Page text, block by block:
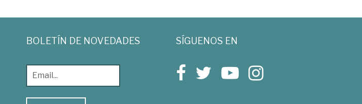
BOLETÍN DE NOVEDADES SÍGUENOS EN